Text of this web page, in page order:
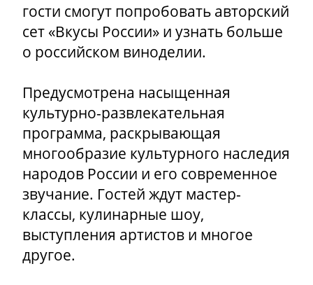
гости смогут попробовать авторский
сет «Вкусы России» и узнать больше
о российском виноделии.
Предусмотрена насыщенная
культурно-развлекательная
программа, раскрывающая
многообразие культурного наследия
народов России и его современное
звучание. Гостей ждут мастер-
классы, кулинарные шоу,
выступления артистов и многое
другое.